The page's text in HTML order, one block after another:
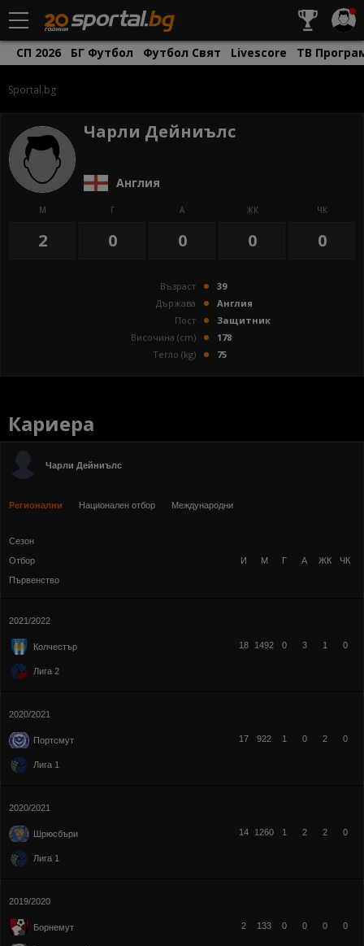
СП 2026 БГ Футбол Футбол Свят Livescore ТВ
Sportal.bg
Чарли Дейниълс
Англия
М
2
Г
0
А
0
ЖК
0
ЧК
0
Възраст
39
Държава
Англия
Пост
Защитник
Височина (cm)
178
Тегло (kg)
75
Кариера
Чарли Дейниълс
Регионални Национален отбор Международни
Сезон
Отбор
Първенство
И М Г А ЖК ЧК
2021/2022
Колчестър
Лига 2
18 1492 0 3 1 0
2020/2021
Портсмут
Лига 1
17 922 1 0 2 0
2020/2021
Шрюсбъри
Лига 1
14 1260 1 2 2 0
2019/2020
Борнемут 2 133 0 0 0 0